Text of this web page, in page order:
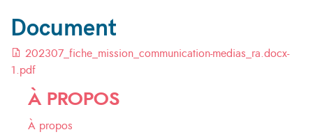
Document
202307_fiche_mission_communication-medias_ra.docx-
1.pdf
À PROPOS
À propos